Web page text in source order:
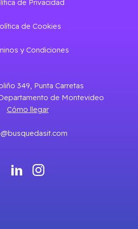
349, Punta Carretas
de Montevideo
Cómo llegar
de Privacidad
de Cookies
y Condiciones